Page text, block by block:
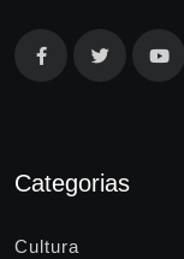
Categorias
Cultura